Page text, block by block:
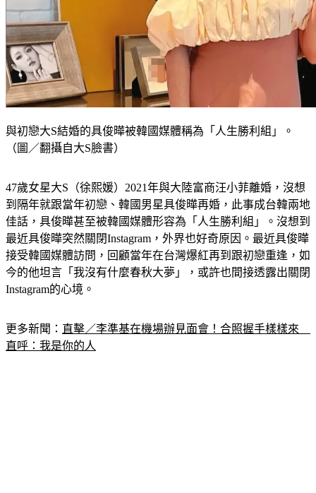
與初戀大S結婚的具俊曄被韓國媒體稱為「人生勝利組」。
（圖／翻攝自大S臉書）
47歲女星大S（徐熙媛）2021年與大陸富商汪小菲離婚，沒想
到隔年就跟當年初戀、韓國男星具俊曄再婚，此事成台韓兩地
佳話，具俊曄甚至被韓國媒體形容為「人生勝利組」。沒想到
最近具俊曄突然關閉Instagram，外界也好奇原因。最近具俊曄
接受韓國媒體訪問，回顧當年在台灣爆紅再到跟初戀重逢，如
今的他坦言「我沒有什麼春秋大夢」，或許也間接透露出關閉
Instagram的心境。
更多新聞： 直擊／李準基在機場辦見面會！合照握手樣樣來
直呼：我是你的人